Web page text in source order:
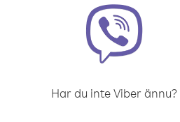
Har du inte Viber ännu?